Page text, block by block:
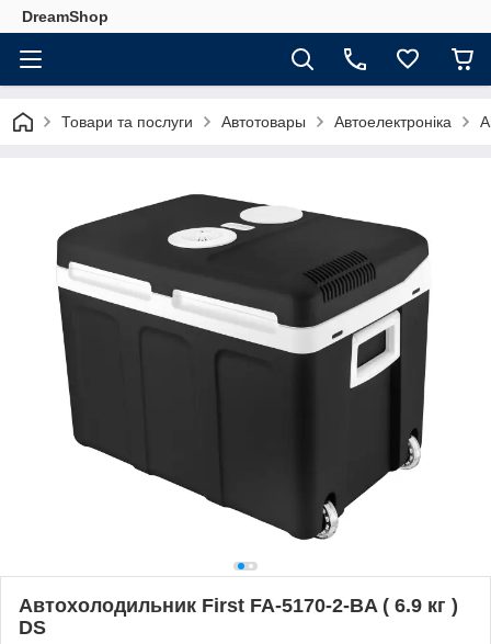
DreamShop
Товари та послуги Автотовары Автоелектроніка
Автохолодильник First FA-5170-2-BA ( 6.9 кг )
DS